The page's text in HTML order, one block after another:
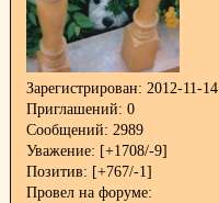
Зарегистрирован: 2012-11-14
Приглашений: 0
Сообщений: 2989
Уважение: [+1708/-9]
Позитив: [+767/-1]
Провел на форуме: